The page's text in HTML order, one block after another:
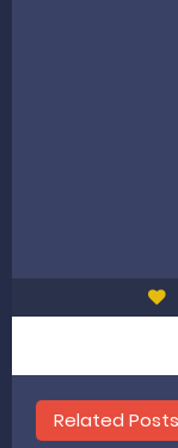
Related Posts